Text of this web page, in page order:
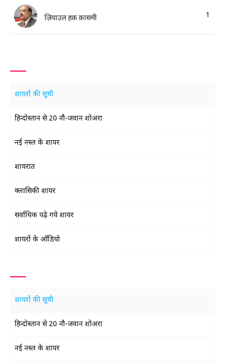
ज़ियाउल हक़ क़ासमी 1
शायरों की सूची
हिन्दोस्तान से 20 नौ-जवान शोअरा
नई नस्ल के शायर
शायरात
क्लासिकी शायर
सर्वाधिक पढ़े गये शायर
शायरों के ऑडियो
शायरों की सूची
हिन्दोस्तान से 20 नौ-जवान शोअरा
नई नस्ल के शायर